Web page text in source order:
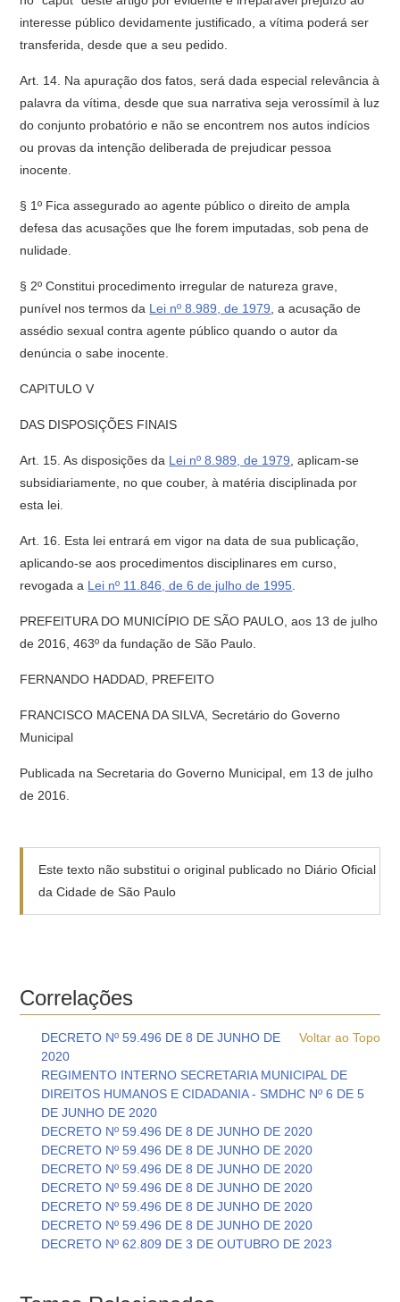
interesse público devidamente justificado, a vítima poderá ser
transferida, desde que a seu pedido.
Art. 14. Na apuração dos fatos, será dada especial relevância à
palavra da vítima, desde que sua narrativa seja verossímil à luz
do conjunto probatório e não se encontrem nos autos indícios
ou provas da intenção deliberada de prejudicar pessoa
inocente.
§ 1º Fica assegurado ao agente público o direito de ampla
defesa das acusações que lhe forem imputadas, sob pena de
nulidade.
§ 2º Constitui procedimento irregular de natureza grave,
punível nos termos da Lei nº 8.989, de 1979 , a acusação de
assédio sexual contra agente público quando o autor da
denúncia o sabe inocente.
CAPITULO V
DAS DISPOSIÇÕES FINAIS
Art. 15. As disposições da Lei nº 8.989, de 1979 , aplicam-se
subsidiariamente, no que couber, à matéria disciplinada por
esta lei.
Art. 16. Esta lei entrará em vigor na data de sua publicação,
aplicando-se aos procedimentos disciplinares em curso,
revogada a Lei nº 11.846, de 6 de julho de 1995
PREFEITURA DO MUNICÍPIO DE SÃO PAULO, aos 13 de julho
de 2016, 463º da fundação de São Paulo.
FERNANDO HADDAD, PREFEITO
FRANCISCO MACENA DA SILVA, Secretário do Governo
Municipal
Publicada na Secretaria do Governo Municipal, em 13 de julho
de 2016.
Este texto não substitui o original publicado no Diário Oficial
da Cidade de São Paulo
Correlações
Voltar ao Topo
DECRETO Nº 59.496 DE 8 DE JUNHO DE
2020
REGIMENTO INTERNO SECRETARIA MUNICIPAL DE
DIREITOS HUMANOS E CIDADANIA - SMDHC Nº 6 DE 5
DE JUNHO DE 2020
DECRETO Nº 59.496 DE 8 DE JUNHO DE 2020
DECRETO Nº 59.496 DE 8 DE JUNHO DE 2020
DECRETO Nº 59.496 DE 8 DE JUNHO DE 2020
DECRETO Nº 59.496 DE 8 DE JUNHO DE 2020
DECRETO Nº 59.496 DE 8 DE JUNHO DE 2020
DECRETO Nº 59.496 DE 8 DE JUNHO DE 2020
DECRETO Nº 62.809 DE 3 DE OUTUBRO DE 2023